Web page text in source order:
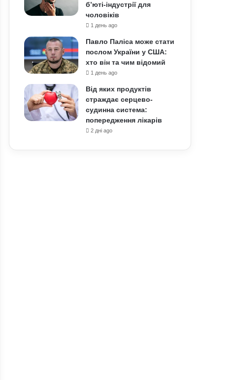
б’юті-індустрії для
чоловіків
1 день ago
Павло Паліса може стати
послом України у США:
хто він та чим відомий
1 день ago
Від яких продуктів
страждає серцево-
судинна система:
попередження лікарів
2 дні ago